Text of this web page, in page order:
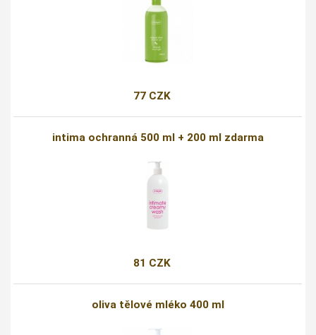
77 CZK
intima ochranná 500 ml + 200 ml zdarma
81 CZK
oliva tělové mléko 400 ml